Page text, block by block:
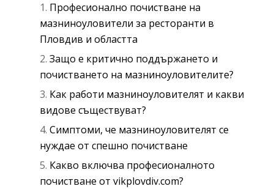
Професионално почистване на
мазниноуловители за ресторанти в
Пловдив и областта
Защо е критично поддържането и
почистването на мазниноуловителите?
Как работи мазниноуловителят и какви
видове съществуват?
Симптоми, че мазниноуловителят се
нуждае от спешно почистване
Какво включва професионалното
почистване от vikplovdiv.com?